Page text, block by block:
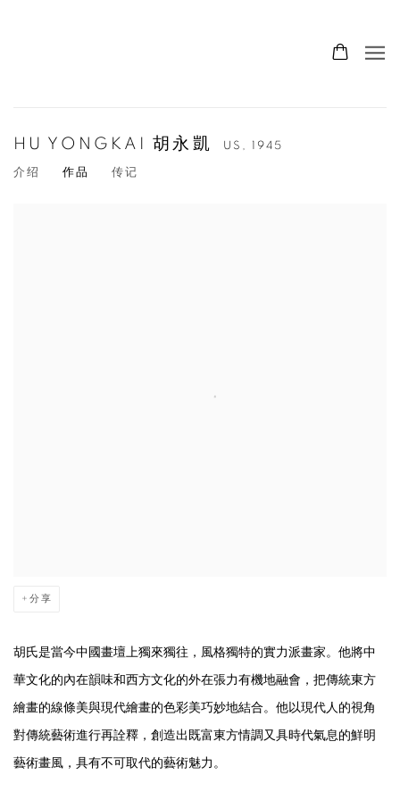
HU YONGKAI 胡永凱 US, 1945
介绍 作品 传记
分享
胡氏是當今中國畫壇上獨來獨往，風格獨特的實力派畫家。他將中
華文化的內在韻味和西方文化的外在張力有機地融會，把傳統東方
繪畫的線條美與現代繪畫的色彩美巧妙地結合。他以現代人的視角
對傳統藝術進行再詮釋，創造出既富東方情調又具時代氣息的鮮明
藝術畫風，具有不可取代的藝術魅力。